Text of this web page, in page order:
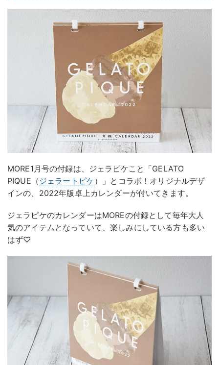
MORE1月号の付録は、ジェラピケこと「GELATO
PIQUE（ ジェラートピケ）」とコラボ！オリジナルデザ
インの、2022年版卓上カレンダーが付いてきます。
ジェラピケのカレンダーはMOREの付録として毎年大人
気のアイテムとなっていて、楽しみにしている方も多い
はず♡